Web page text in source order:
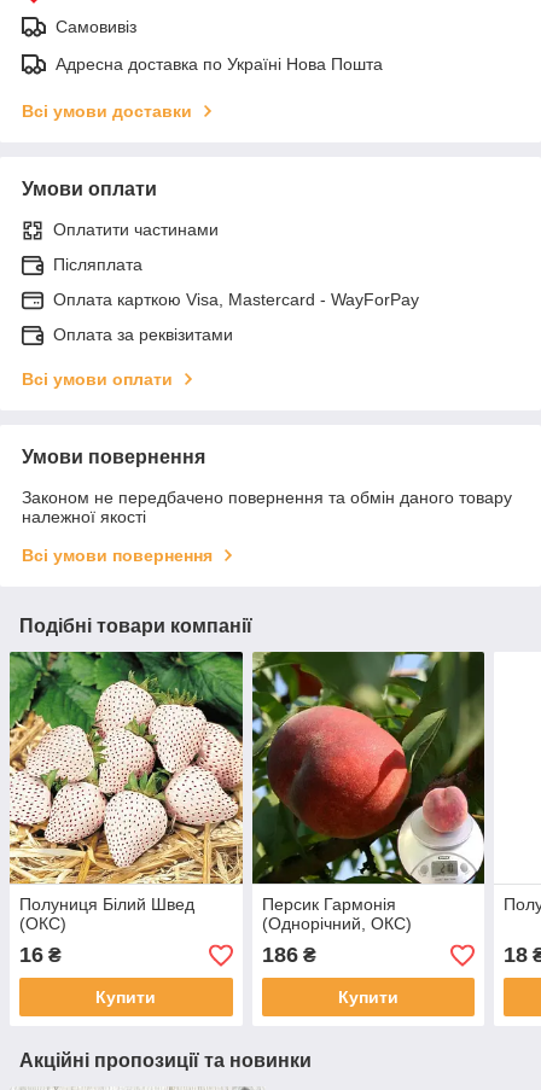
Самовивіз
Адресна доставка по Україні Нова Пошта
Всі умови доставки
Умови оплати
Оплатити частинами
Післяплата
Оплата карткою Visa, Mastercard - WayForPay
Оплата за реквізитами
Всі умови оплати
Умови повернення
Законом не передбачено повернення та обмін даного товару
належної якості
Всі умови повернення
Подібні товари компанії
Полуниця Білий Швед
(ОКС)
16 ₴
Купити
Персик Гармонія
(Однорічний, ОКС)
186₴
Купити
18
Акційні пропозиції та новинки